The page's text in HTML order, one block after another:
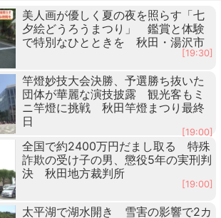
美人画が優しく夏の夜を照らす「七
夕絵どうろうまつり」 鑑賞と体験
で特別なひとときを 秋田・湯沢市
[19:30]
竿燈妙技大会決勝、予選勝ち抜いた
団体が華麗な演技披露 観光客もミ
ニ竿燈に挑戦 秋田竿燈まつり最終
日
[19:00]
全国で約2400万円だまし取る 特殊
詐欺の受け子の男、懲役5年の実刑判
決 秋田地方裁判所
[19:00]
太平湖で湖水開き 雪害の影響で2カ